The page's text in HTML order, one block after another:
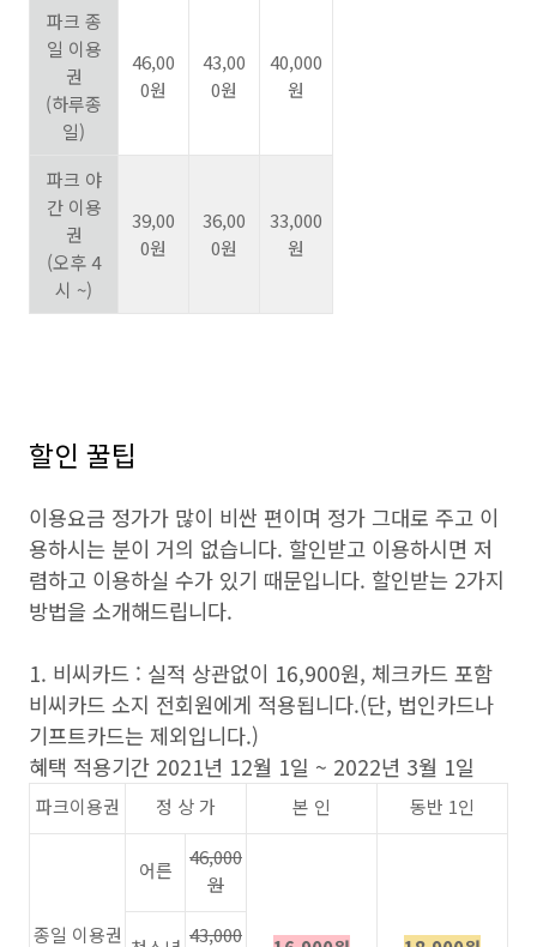
파크 종
일 이용
권
(하루종
일)
46,00
0원
43,00
0원
40,000
원
파크 야
간 이용
권
(오후 4
시 ~)
39,00
0원
36,00
0원
33,000
원
할인 꿀팁
이용요금 정가가 많이 비싼 편이며 정가 그대로 주고 이
용하시는 분이 거의 없습니다. 할인받고 이용하시면 저
렴하고 이용하실 수가 있기 때문입니다. 할인받는 2가지
방법을 소개해드립니다.
1. 비씨카드 : 실적 상관없이 16,900원, 체크카드 포함
비씨카드 소지 전회원에게 적용됩니다.(단, 법인카드나
기프트카드는 제외입니다.)
혜택 적용기간 2021년 12월 1일 ~ 2022년 3월 1일
파크이용권 정 상 가 본 인 동반 1인
종일 이용권
어른
46,000
원
43,000